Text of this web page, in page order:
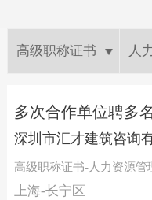
多次合作单位聘多
深圳市汇才建筑咨询
高级职称证书-人力资源管
上海-长宁区